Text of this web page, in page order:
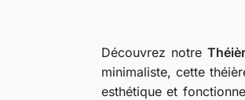
Découvrez notre
minimaliste, cette
esthétique et